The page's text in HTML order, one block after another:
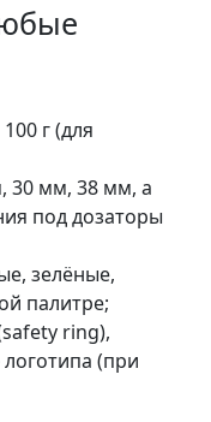
г (для
30 мм, 38 мм, а
под дозаторы
зелёные,
палитре;
ring),
(при